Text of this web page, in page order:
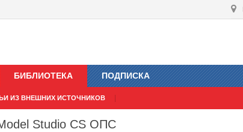
БИБЛИОТЕКА
ИЗ ВНЕШНИХ ИСТОЧНИКОВ
ПОДПИСКА
Studio CS ОПС